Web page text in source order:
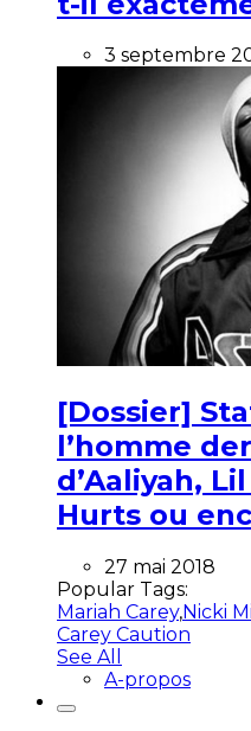
3 septembre
[Dossier]
l’homme
d’Aaliyah,
Hurts ou
27 mai 2018
Popular Tags:
Mariah Carey,Nicki
Carey Caution
See All
A-propos